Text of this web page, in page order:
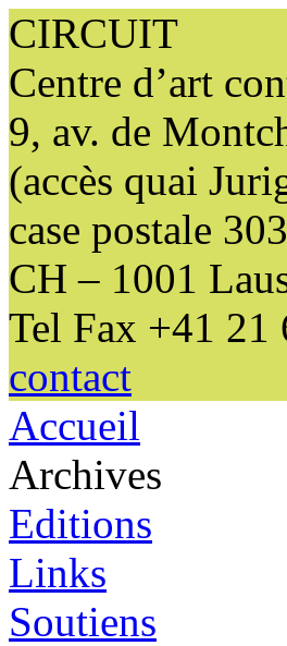
CIRCUIT
Centre d’art
9, av. de
(accès quai
case postale 303
CH – 1001
Tel Fax +41 21
contact
Accueil
Archives
Editions
Links
Soutiens